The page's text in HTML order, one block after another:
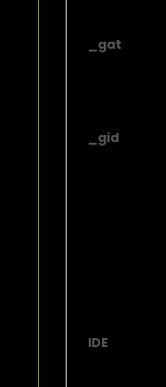
_gat
_gid
IDE